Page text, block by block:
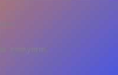
everyone.